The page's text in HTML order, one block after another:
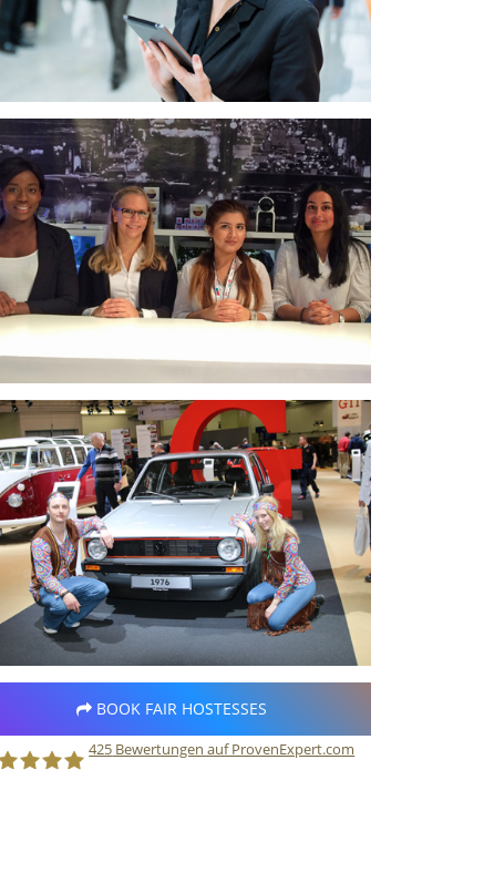
BOOK FAIR HOSTESSES
425 Bewertungen auf ProvenExpert.com